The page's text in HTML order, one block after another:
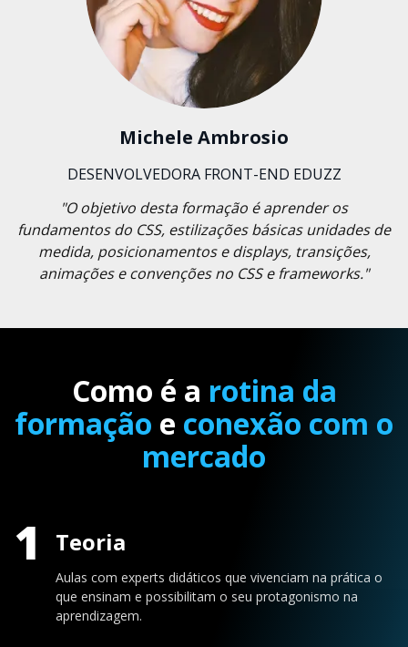
Michele Ambrosio
DESENVOLVEDORA FRONT-END EDUZZ
"O objetivo desta formação é aprender os
fundamentos do CSS, estilizações básicas unidades de
medida, posicionamentos e displays, transições,
animações e convenções no CSS e frameworks."
Como é a rotina da
formação e conexão com o
mercado
1 Teoria
Aulas com experts didáticos que vivenciam na prática o
que ensinam e possibilitam o seu protagonismo na
aprendizagem.